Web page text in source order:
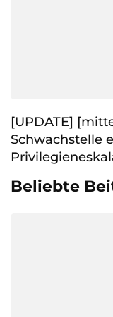
[UPDATE]
Schwachstelle
Beliebte